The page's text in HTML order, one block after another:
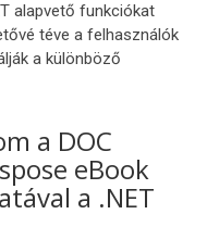
alapvető funkciókat
téve a felhasználók
a különböző
a DOC
eBook
a .NET